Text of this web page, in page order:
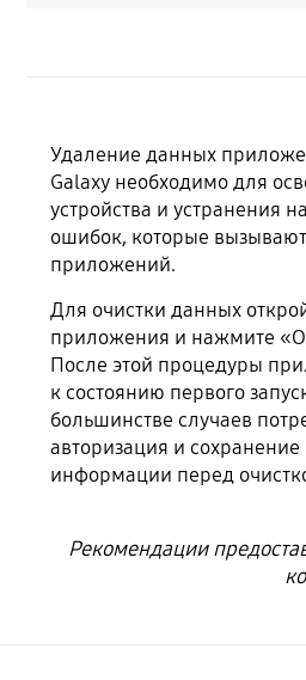
Удаление данных
Galaxy необходимо для
устройства и устранения
ошибок, которые
приложений.
Для очистки данных
приложения и нажмите
После этой процедуры
к состоянию первого
большинстве случаев
авторизация и
информации перед
Рекомендации